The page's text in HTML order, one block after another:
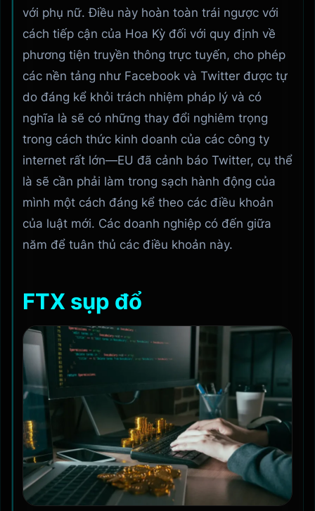
với phụ nữ. Điều này hoàn toàn trái ngược với
cách tiếp cận của Hoa Kỳ đối với quy định về
phương tiện truyền thông trực tuyến, cho phép
các nền tảng như Facebook và Twitter được tự
do đáng kể khỏi trách nhiệm pháp lý và có
nghĩa là sẽ có những thay đổi nghiêm trọng
trong cách thức kinh doanh của các công ty
internet rất lớn—EU đã cảnh báo Twitter, cụ thể
là sẽ cần phải làm trong sạch hành động của
mình một cách đáng kể theo các điều khoản
của luật mới. Các doanh nghiệp có đến giữa
năm để tuân thủ các điều khoản này.
FTX sụp đổ